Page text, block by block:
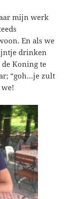
mijn werk
En als we
drinken
Koning te
“goh…je zult